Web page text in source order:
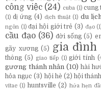
công việc (24) cuba (1) cung
(1) dị ứng (4) dịch thuật (1) du lịch
ngôn (1) đại hội giới trẻ (3) đạo
cầu đạo (36) đời sống (5)
gãy xương (5) gia đình
thông (5) giao tiếp (1) giới tính
gương thánh nhân (10) hài
hỏa ngục (3) hội hè (2) hội thánh
vitae (1) huntsville (2) hứa hẹn